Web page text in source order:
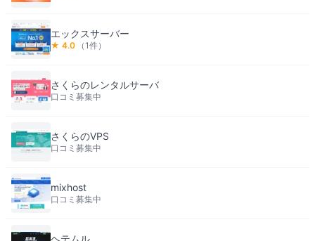
エックスサーバー
★ 4.0 （1件）
さくらのレンタルサーバ
口コミ募集中
さくらのVPS
口コミ募集中
mixhost
口コミ募集中
ヘテムル